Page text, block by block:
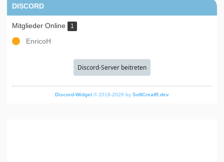
DISCORD
Mitglieder Online 1
EnricoH
Discord-Server beitreten
Discord-Widget© 2018-2026 by SoftCreatR.dev